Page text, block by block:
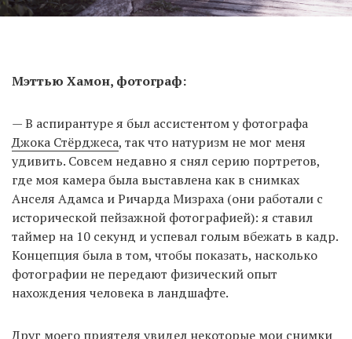
Мэттью Хамон, фотограф:
— В аспирантуре я был ассистентом у фотографа
Джока Стёрджеса, так что натуризм не мог меня
удивить. Совсем недавно я снял серию портретов,
где моя камера была выставлена как в снимках
Анселя Адамса и Ричарда Мизраха (они работали с
исторической пейзажной фотографией): я ставил
таймер на 10 секунд и успевал голым вбежать в кадр.
Концепция была в том, чтобы показать, насколько
фотографии не передают физический опыт
нахождения человека в ландшафте.
Друг моего приятеля увидел некоторые мои снимки